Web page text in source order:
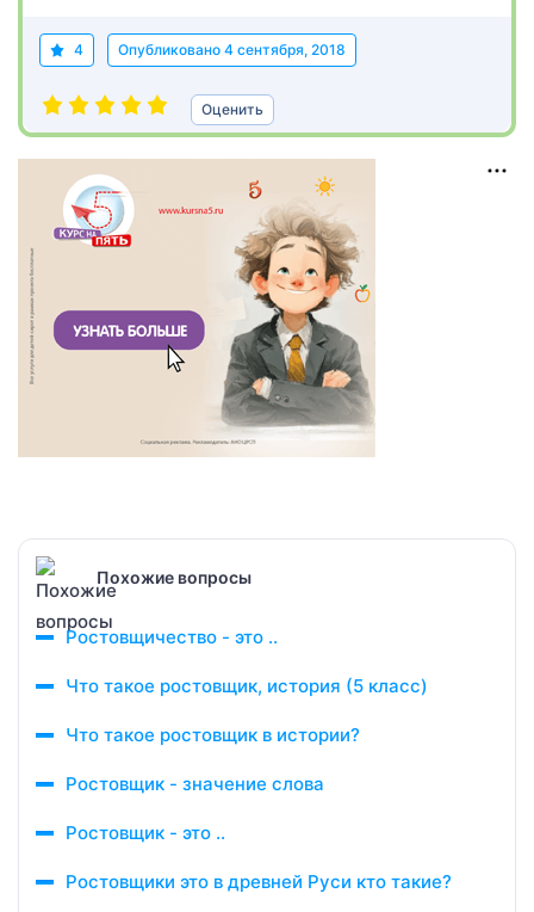
4 Опубликовано 4 сентября, 2018
Оценить
Похожие вопросы
Ростовщичество - это ..
Что такое ростовщик, история (5 класс)
Что такое ростовщик в истории?
Ростовщик - значение слова
Ростовщик - это ..
Ростовщики это в древней Руси кто такие?